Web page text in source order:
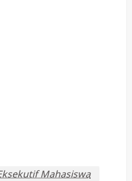
Mahasiswa